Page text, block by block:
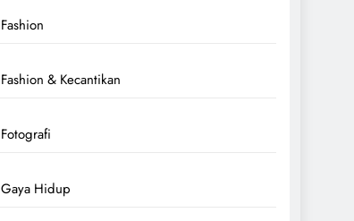
Fashion
Fashion & Kecantikan
Fotografi
Gaya Hidup